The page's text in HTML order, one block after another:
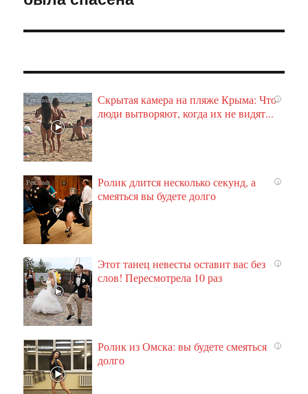
i
Скрытая камера на пляже Крыма: Что
люди вытворяют, когда их не видят...
i
Ролик длится несколько секунд, а
смеяться вы будете долго
i
Этот танец невесты оставит вас без
слов! Пересмотрела 10 раз
i
Ролик из Омска: вы будете смеяться
долго